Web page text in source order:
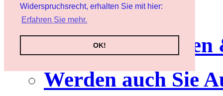
Widerspruchsrecht, erhalten Sie mit hier:
Erfahren Sie mehr.
OK!
Service
Werden auch Sie